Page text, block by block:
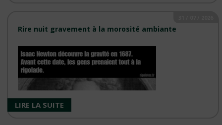
Grâce à la carte interactive d'ACCORD BIO, le réseau des
magasins bio indépendants comme votre Coop nature. ...
Rire nuit gravement à la morosité ambiante
LIRE LA SUITE